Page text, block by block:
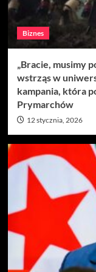
Biznes
„Bracie, musimy
wstrząs w
kampania, która
Prymarchów
12 stycznia, 2026